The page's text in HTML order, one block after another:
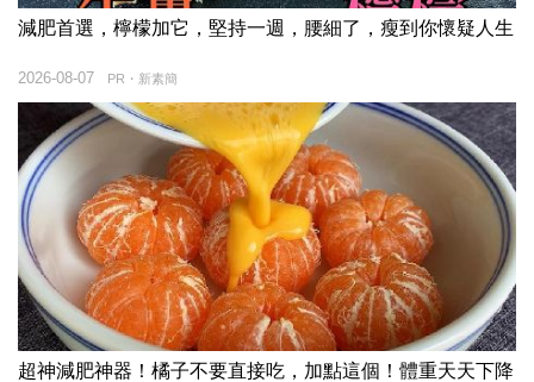
減肥首選，檸檬加它，堅持一週，腰細了，瘦到你懷疑人生
PR・新素簡
2026-08-07
超神減肥神器！橘子不要直接吃，加點這個！體重天天下降